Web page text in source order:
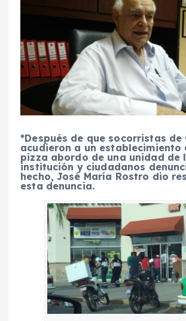
*Después de que socorristas de
acudieron a un establecimiento
pizza abordo de una unidad de
institución y ciudadanos
hecho, José María Rostro dio
esta denuncia.